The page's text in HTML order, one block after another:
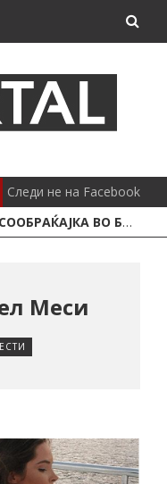
ГО ЗАГУБИ 19-ГОДИШЕН МОТОЦИКЛИСТ
Следи не на Facebook
Меси